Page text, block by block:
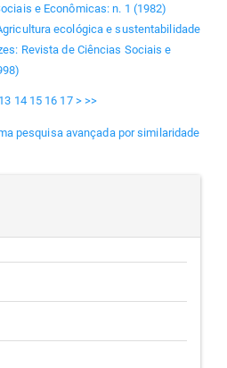
e Econômicas: n. 1 (1982)
ecológica e sustentabilidade
Revista de Ciências Sociais e
13 14 15 16 17 > >>
pesquisa avançada por similaridade